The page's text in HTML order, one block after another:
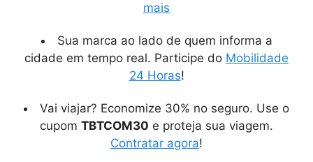
mais
Sua marca ao lado de quem informa a
cidade em tempo real. Participe do Mobilidade
24 Horas!
Vai viajar? Economize 30% no seguro. Use o
cupom TBTCOM30 e proteja sua viagem.
Contratar agora!